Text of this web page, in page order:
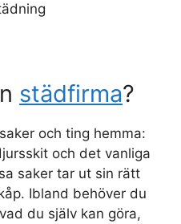
städfirma?
och ting hemma:
och det vanliga
saker tar ut sin rätt
Ibland behöver du
du själv kan göra,